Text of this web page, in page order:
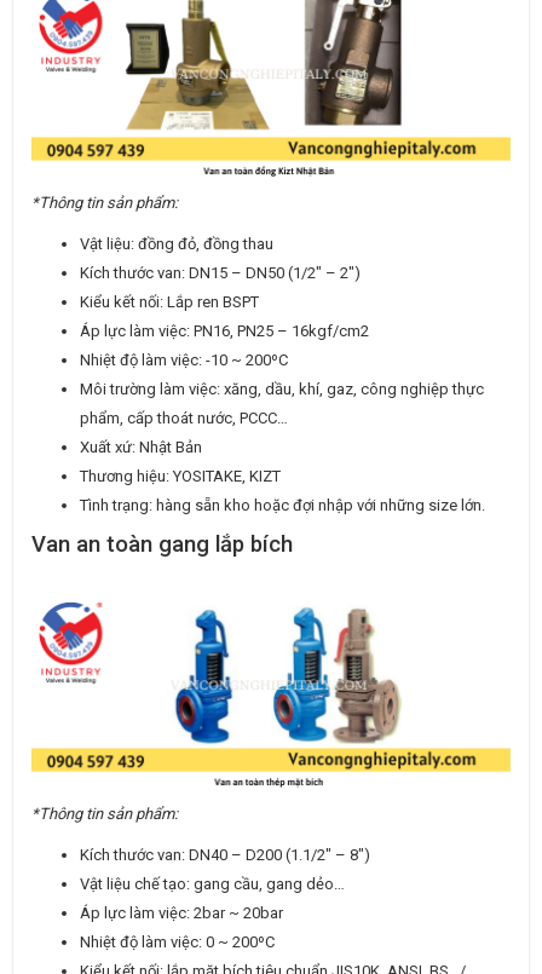
*Thông tin sản phẩm:
Vật liệu: đồng đỏ, đồng thau
Kích thước van: DN15 – DN50 (1/2″ – 2″)
Kiểu kết nối: Lắp ren BSPT
Áp lực làm việc: PN16, PN25 – 16kgf/cm2
Nhiệt độ làm việc: -10 ~ 200ºC
Môi trường làm việc: xăng, dầu, khí, gaz, công nghiệp thực
phẩm, cấp thoát nước, PCCC…
Xuất xứ: Nhật Bản
Thương hiệu: YOSITAKE, KIZT
Tình trạng: hàng sẵn kho hoặc đợi nhập với những size lớn.
Van an toàn gang lắp bích
*Thông tin sản phẩm:
Kích thước van: DN40 – D200 (1.1/2″ – 8″)
Vật liệu chế tạo: gang cầu, gang dẻo…
Áp lực làm việc: 2bar ~ 20bar
Nhiệt độ làm việc: 0 ~ 200ºC